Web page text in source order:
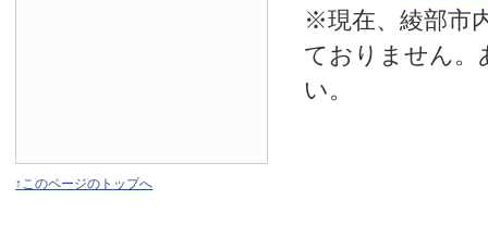
※現在、綾部市
ておりません。
い。
↑このページのトップへ